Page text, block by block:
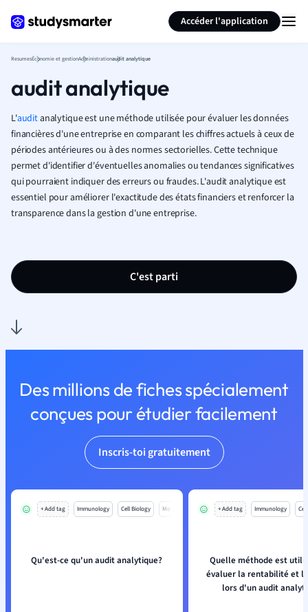
Accéder l'application
ResumesÉconomie et gestionAdministrationaudit analytique
audit analytique
L'auditanalytique est une méthode utilisée pour évaluer les données
financières d'une entreprise en comparant les chiffres actuels à ceux de
périodes antérieures ou à des normes sectorielles. Cette technique
permet d'identifier d'éventuelles anomalies ou tendances significatives
qui pourraient indiquer des erreurs ou fraudes. L'audit analytique est
essentiel pour améliorer l'exactitude des états financiers et renforcer la
transparence dans la gestion d'une entreprise.
C'est parti
Des millions de fiches spécialement
conçues pour étudier facilement
Inscris-toi gratuitement
+ Add tag Immunology Cell Biology Mo
Qu'est-ce qu'un audit analytique?
+ Add tag Immunology
Quelle méthode est
évaluer la rentabilité et
lors d'un audit
Résumer la page